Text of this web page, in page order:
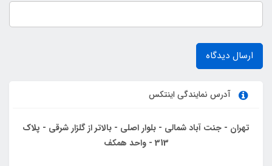
ارسال دیدگاه
آدرس نمایندگی اینتکس
تهران - جنت آباد شمالی - بلوار اصلی - بالاتر از گلزار شرقی - پلاک
313 - واحد همکف